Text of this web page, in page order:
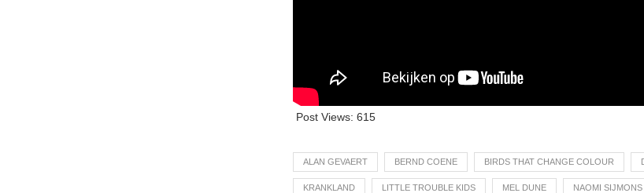
Post Views: 615
ALAN GEVAERT BERND COENE BIRDS THAT CHANGE COLOUR
KRANKLAND LITTLE TROUBLE KIDS MEL DUNE NAOMI SIJMONS